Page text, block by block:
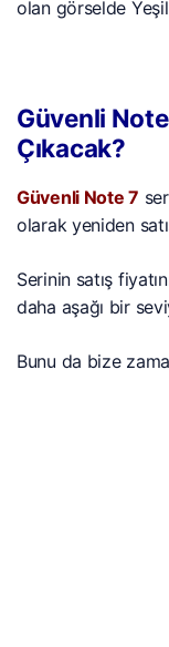
olan görselde
Güvenli
Çıkacak?
Güvenli Note 7
olarak yeniden
Serinin satış
daha aşağı bir
Bunu da bize